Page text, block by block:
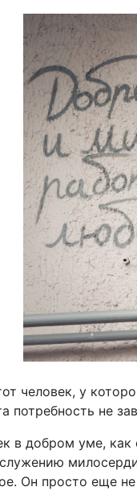
человек, у
потребность не
в добром уме,
Он просто еще